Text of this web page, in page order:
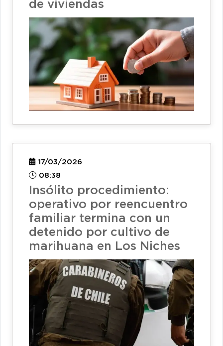
de viviendas
17/03/2026
08:38
Insólito procedimiento:
operativo por reencuentro
familiar termina con un
detenido por cultivo de
marihuana en Los Niches